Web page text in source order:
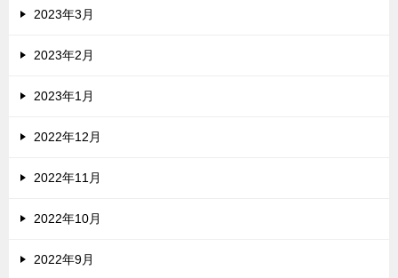
2023年3月
2023年2月
2023年1月
2022年12月
2022年11月
2022年10月
2022年9月